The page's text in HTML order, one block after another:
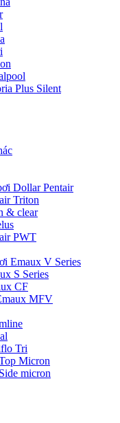
Plus Silent
Dollar Pentair
Triton
& clear
PWT
Emaux V Series
S Series
CF
MFV
Tri
Micron
micron